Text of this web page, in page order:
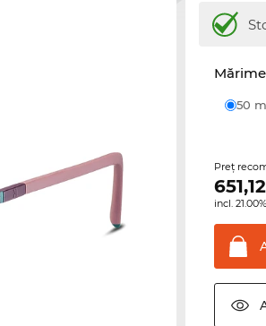
50
Preţ
651,12
incl.